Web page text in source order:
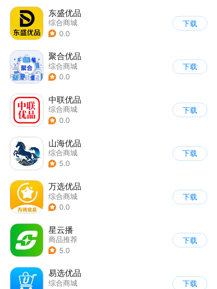
东盛优品
综合商城
0.0
下载
聚合优品
综合商城
0.0
下载
中联优品
综合商城
0.0
下载
山海优品
综合商城
5.0
下载
万选优品
综合商城
0.0
下载
星云播
商品推荐
5.0
下载
易选优品
综合商城
下载